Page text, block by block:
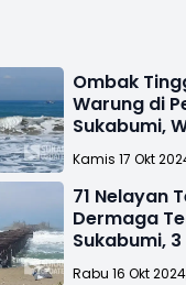
Ombak
Warung di
Sukabumi,
Nelayan
Kamis 17 Okt
71 Nelayan
Dermaga
Sukabumi,
Disapu
Rabu 16 Okt